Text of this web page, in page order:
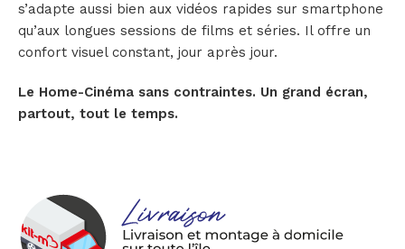
s’adapte aussi bien aux vidéos rapides sur smartphone
qu’aux longues sessions de films et séries. Il offre un
confort visuel constant, jour après jour.
Le Home-Cinéma sans contraintes. Un grand écran,
partout, tout le temps.